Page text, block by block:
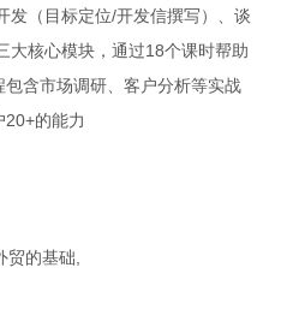
发（目标定位/开发信撰写）、谈
大核心模块，通过18个课时帮助
含市场调研、客户分析等实战
20+的能力
的基础,